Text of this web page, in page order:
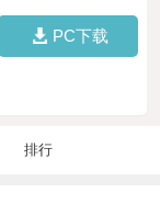
PC下载
排行